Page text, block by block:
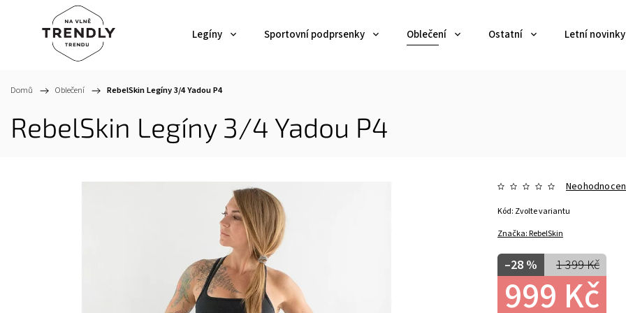
Legíny Sportovní podprsenky Oblečení Ostatní Letní novinky
Domů / Oblečení / RebelSkin Legíny 3/4 Yadou P4
RebelSkin Legíny 3/4 Yadou P4
Značka:RebelSkin
1 399 Kč
–28 %
999 Kč
Kód: Zvolte variantu